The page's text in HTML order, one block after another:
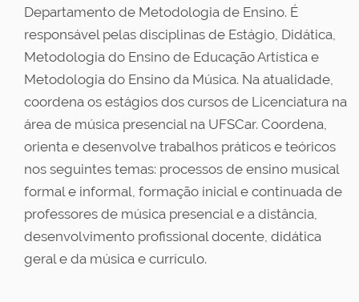
Departamento de Metodologia de Ensino. É
responsável pelas disciplinas de Estágio, Didática,
Metodologia do Ensino de Educação Artística e
Metodologia do Ensino da Música. Na atualidade,
coordena os estágios dos cursos de Licenciatura na
área de música presencial na UFSCar. Coordena,
orienta e desenvolve trabalhos práticos e teóricos
nos seguintes temas: processos de ensino musical
formal e informal, formação inicial e continuada de
professores de música presencial e a distância,
desenvolvimento profissional docente, didática
geral e da música e currículo.